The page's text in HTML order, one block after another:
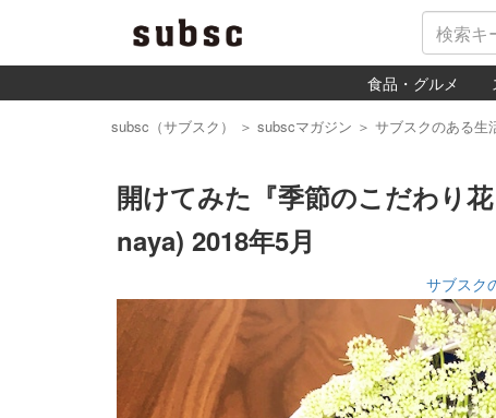
食品・グルメ
subsc（サブスク） ＞ subscマガジン ＞ サブスクのある生
開けてみた『季節のこだわり
naya) 2018年5月
サブスク